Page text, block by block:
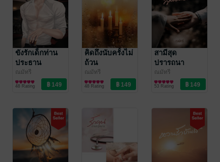
ขังรักเด็กท่าน
ประธาน
ณมัทรี
นิยายโรมานซ์
48 Rating
คิดถึงนับครั้งไม่
ถ้วน
ณมัทรี
นิยายโรมานซ์
48 Rating
สามีสุด
ปรารถนา
ณมัทรี
นิยายโรมานซ์
53 Rating